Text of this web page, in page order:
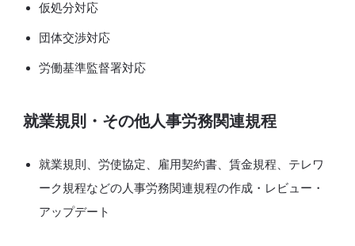
仮処分対応
団体交渉対応
労働基準監督署対応
就業規則・その他人事労務関連規程
就業規則、労使協定、雇用契約書、賃金規程、テレワ
ーク規程などの人事労務関連規程の作成・レビュー・
アップデート